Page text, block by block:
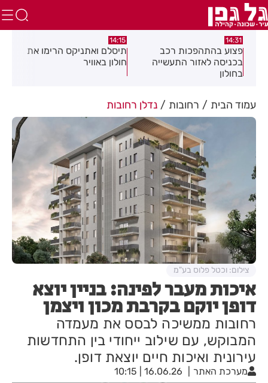
14:31
פצוע בהתהפכות רכב
בכניסה לאזור התעשייה
בחולון
14:15
תיסלם ואתניקס הרימו את
חולון באוויר
עמוד הבית רחובות נדלן רחובות
איכות מעבר לפינה: בניין יוצא
דופן יוקם בקרבת מכון ויצמן
רחובות ממשיכה לבסס את מעמדה
המבוקש, עם שילוב ייחודי בין התחדשות
עירונית ואיכות חיים יוצאת דופן.
מערכת האתר 16.06.26 | 10:15
צילום: וכטל פלוס בע"מ